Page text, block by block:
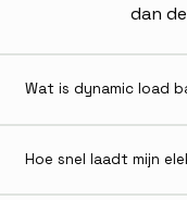
dan
Wat is dynamic load
Hoe snel laadt mijn